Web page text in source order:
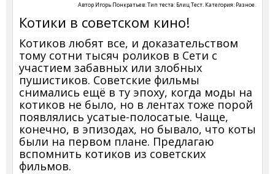
Автор Игорь Понкратьев. Тип теста: Блиц Тест. Категория: Разное.
Котики в советском кино!
Котиков любят все, и доказательством
тому сотни тысяч роликов в Сети с
участием забавных или злобных
пушистиков. Советские фильмы
снимались ещё в ту эпоху, когда моды на
котиков не было, но в лентах тоже порой
появлялись усатые-полосатые. Чаще,
конечно, в эпизодах, но бывало, что коты
были на первом плане. Предлагаю
вспомнить котиков из советских
фильмов.